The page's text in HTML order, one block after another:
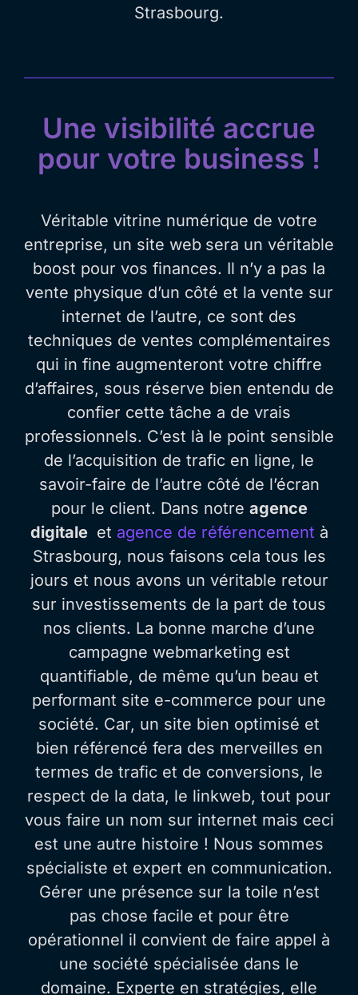
Strasbourg.
Une visibilité accrue
pour votre business !
Véritable vitrine numérique de votre
entreprise, un site web sera un véritable
boost pour vos finances. Il n’y a pas la
vente physique d’un côté et la vente sur
internet de l’autre, ce sont des
techniques de ventes complémentaires
qui in fine augmenteront votre chiffre
d’affaires, sous réserve bien entendu de
confier cette tâche a de vrais
professionnels. C’est là le point sensible
de l’acquisition de trafic en ligne, le
savoir-faire de l’autre côté de l’écran
pour le client. Dans notre agence
digitale et agence de référencement à
Strasbourg, nous faisons cela tous les
jours et nous avons un véritable retour
sur investissements de la part de tous
nos clients. La bonne marche d’une
campagne webmarketing est
quantifiable, de même qu’un beau et
performant site e-commerce pour une
société. Car, un site bien optimisé et
bien référencé fera des merveilles en
termes de trafic et de conversions, le
respect de la data, le linkweb, tout pour
vous faire un nom sur internet mais ceci
est une autre histoire ! Nous sommes
spécialiste et expert en communication.
Gérer une présence sur la toile n’est
pas chose facile et pour être
opérationnel il convient de faire appel à
une société spécialisée dans le
domaine. Experte en stratégies, elle